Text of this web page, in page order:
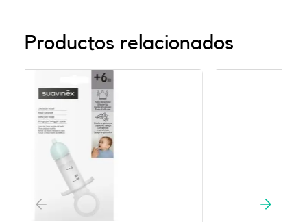
Productos relacionados